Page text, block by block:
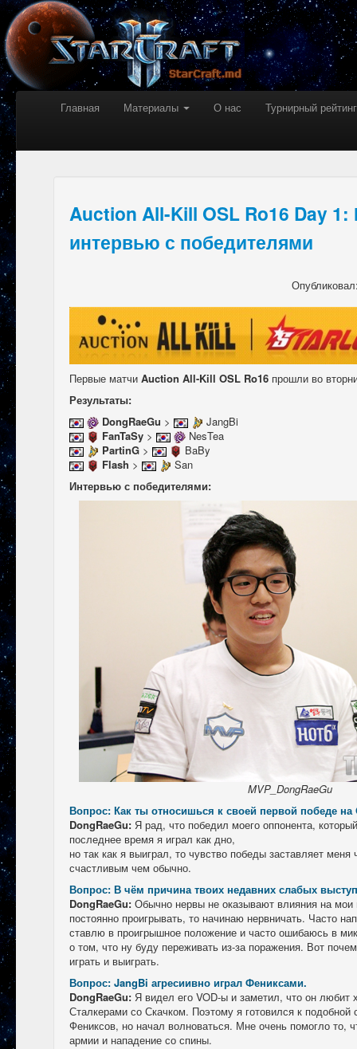
Главная Материалы О нас Турнирный рейтинг
Auction All-Kill OSL Ro16 Day 1:
интервью с победителями
Первые матчи Auction All-Kill OSL Ro16 прошли во
Результаты:
DongRaeGu >
JangBi
FanTaSy >
NesTea
PartinG >
BaBy
Flash >
San
Интервью с победителями:
MVP_DongRaeGu
Вопрос: Как ты относишься к своей первой победе на
DongRaeGu: Я рад, что победил моего оппонента,
последнее время я играл как дно,
но так как я выиграл, то чувство победы заставляет меня
счастливым чем обычно.
Вопрос: В чём причина твоих недавних слабых
DongRaeGu: Обычно нервы не оказывают влияния на мои
постоянно проигрывать, то начинаю нервничать. Часто
ставлю в проигрышное положение и часто ошибаюсь в
о том, что ну буду переживать из-за поражения. Вот
играть и выиграть.
Вопрос: JangBi агресиивно играл Фениксами.
DongRaeGu: Я видел его VOD-ы и заметил, что он любит
Сталкерами со Скачком. Поэтому я готовился к подобной
Фениксов, но начал волноваться. Мне очень помогло то,
армии и нападение со спины.